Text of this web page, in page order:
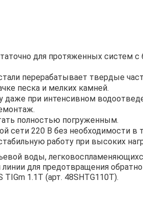
для протяженных систем
перерабатывает твердые
песка и мелких камней.
при интенсивном
полностью погруженным.
сети 220 В без необходимости в
работу при высоких
воды,
для предотвращения
1.1T (арт. 48SHTG110T).